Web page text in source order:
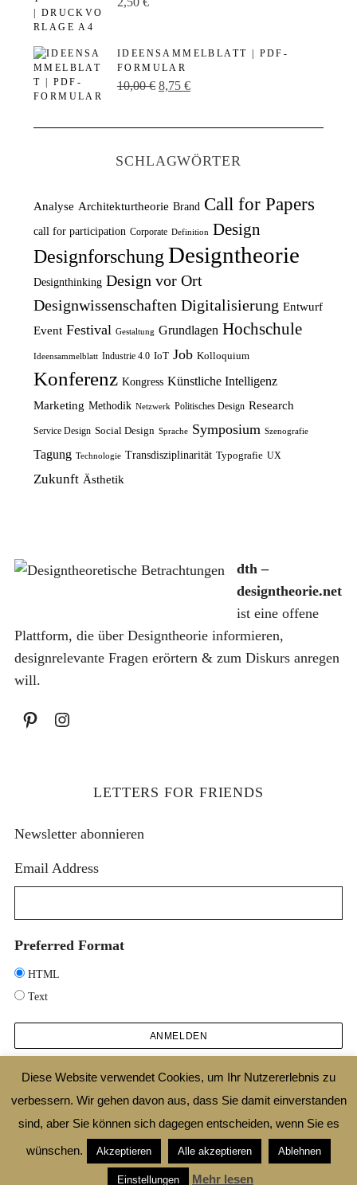
n
g
i
c
e
r
e
i
s
w
a
€
P
r
i
s
t
:
1
2
,
0
IDEENSAMMELBLATT | PDF-
FORMULAR
10,00€ U
s
l
i
c
h
e
:
,
0
8,75 €A
t
u
r
P
r
e
i
SCHLAGWÖRTER
Analyse Architekturtheorie Brand Call for Papers
call for participation Corporate Definition Design
Designforschung Designtheorie
Designthinking Design vor Ort
Designwissenschaften Digitalisierung Entwurf
Event Festival Gestaltung Grundlagen Hochschule
Ideensammelblatt Industrie 4.0 IoT Job Kolloquium
Konferenz Kongress Künstliche Intelligenz
Marketing Methodik Netzwerk Politisches Design Research
Service Design Social Design Sprache Symposium Szenografie
Tagung Technologie Transdisziplinarität Typografie UX
Zukunft Ästhetik
dth –
designtheorie.net
ist eine offene
Plattform, die über Designtheorie informieren,
designrelevante Fragen erörtern & zum Diskurs anregen
will.
LETTERS FOR FRIENDS
Newsletter abonnieren
Email Address
Preferred Format
HTML
Text
2025 © DESIGNTHEORIE.NET |IMPRESSUM|DATENSCHUTZ|SHOP|AGB
|WIDERRUFSBELEHRUNG
ZURÜCK ZUM ANFANG
Diese Website verwendet Cookies, um Ihr Nutzererlebnis zu
verbessern. Wir gehen davon aus, dass Sie damit einverstanden
sind, aber Sie können sich dagegen entscheiden, wenn Sie es
wünschen.
Akzeptieren Alle akzeptieren Ablehnen
Einstellungen Mehr lesen